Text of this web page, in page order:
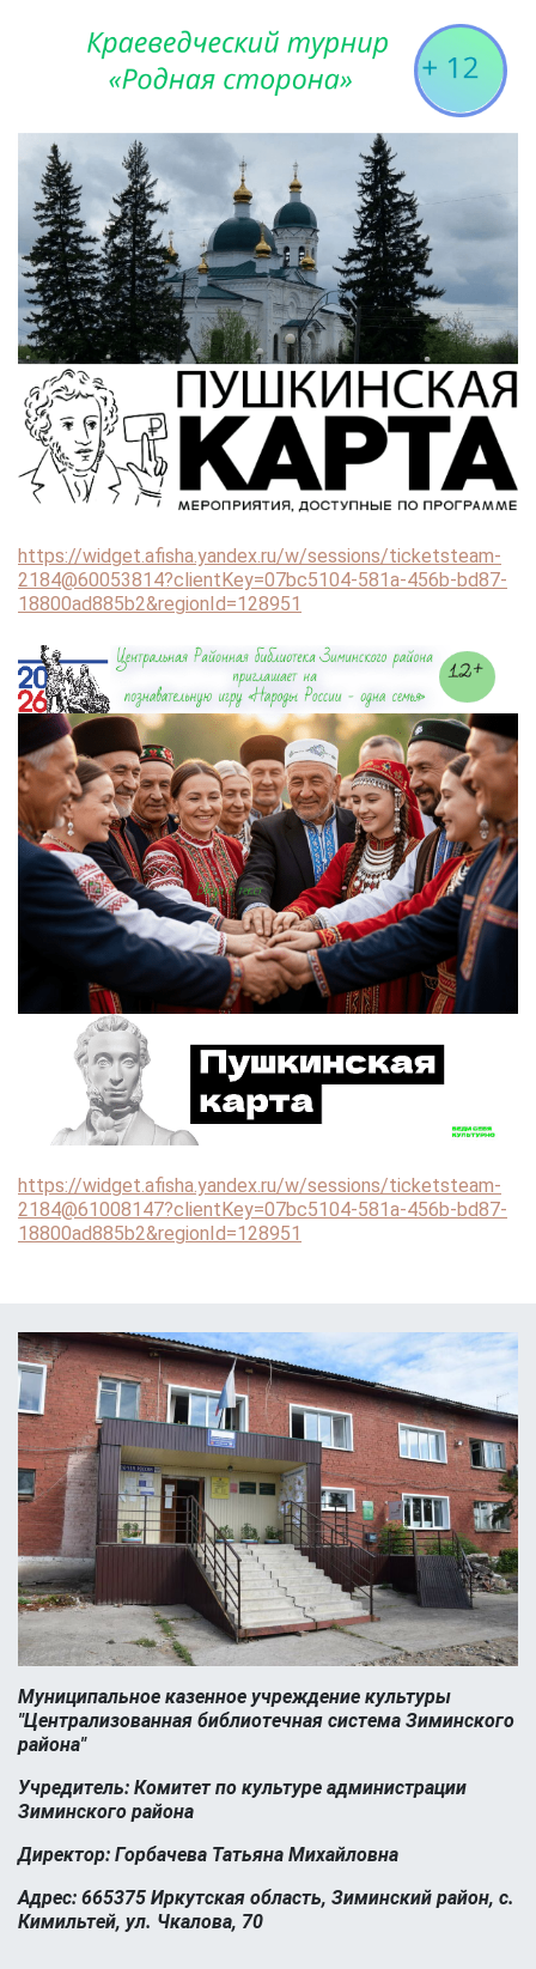
https://widget.afisha.yandex.ru/w/sessions/ticketsteam-
2184@60053814?clientKey=07bc5104-581a-456b-bd87-
18800ad885b2&regionId=128951
https://widget.afisha.yandex.ru/w/sessions/ticketsteam-
2184@61008147?clientKey=07bc5104-581a-456b-bd87-
18800ad885b2&regionId=128951
Муниципальное казенное учреждение культуры
"Централизованная библиотечная система Зиминского
района"
Учредитель: Комитет по культуре администрации
Зиминского района
Директор: Горбачева Татьяна Михайловна
Адрес: 665375 Иркутская область, Зиминский район, с.
Кимильтей, ул. Чкалова, 70